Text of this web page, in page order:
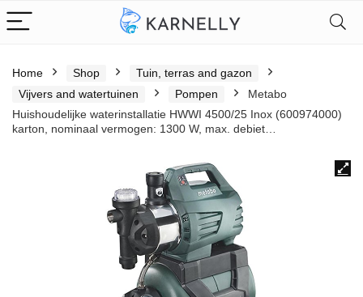
Home Shop
Tuin, terras and gazon
Vijvers and watertuinen
Pompen
Metabo
Huishoudelijke waterinstallatie HWWI 4500/25 Inox (600974000)
karton, nominaal vermogen: 1300 W, max. debiet…